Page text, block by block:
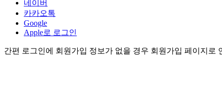
네이버
카카오톡
Google
Apple로 로그인
간편 로그인에 회원가입 정보가 없을 경우 회원가입 페이지로